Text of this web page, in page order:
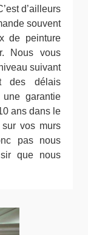
d’ailleurs
souvent
de peinture
Nous vous
suivant
des délais
garantie
ans dans le
vos murs
pas nous
que nous